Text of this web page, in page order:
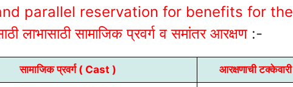
parallel reservation for benefits for the
लाभासाठी सामाजिक प्रवर्ग व समांतर आरक्षण:-
सामाजिक प्रवर्ग ( Cast ) आरक्षणाची टक्केवारी